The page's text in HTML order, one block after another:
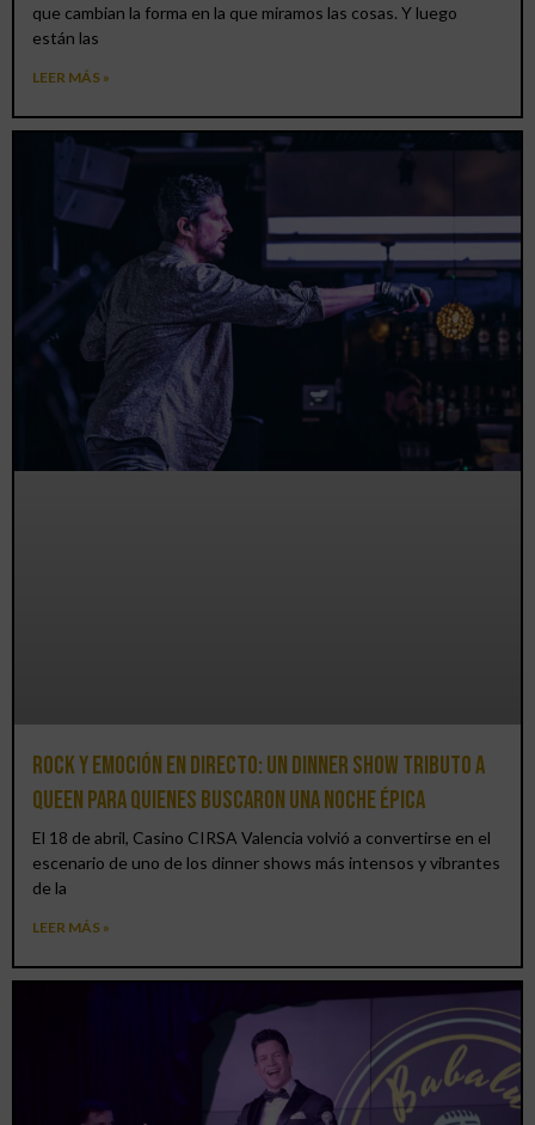
que cambian la forma en la que miramos las cosas. Y luego
están las
LEER MÁS »
Rock y emoción en directo: un Dinner Show Tributo a
Queen para quienes buscaron una noche épica
El 18 de abril, Casino CIRSA Valencia volvió a convertirse en el
escenario de uno de los dinner shows más intensos y vibrantes
de la
LEER MÁS »